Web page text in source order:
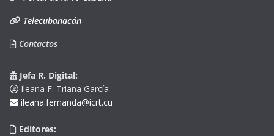
Telecubanacán
Contactos
Jefa R. Digital:
Ileana F. Triana García
ileana.fernanda@icrt.cu
Editores: